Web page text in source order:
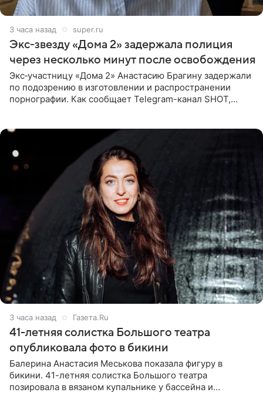
3 часа назад super.ru
Экс‑звезду «Дома 2» задержала полиция
через несколько минут после освобождения
Экс‑участницу «Дома 2» Анастасию Брагину задержали
по подозрению в изготовлении и распространении
порнографии. Как сообщает Telegram-канал SHOT,
3 часа назад Газета.Ru
41-летняя солистка Большого театра
опубликовала фото в бикини
Балерина Анастасия Меськова показала фигуру в
бикини. 41-летняя солистка Большого театра
позировала в вязаном купальнике у бассейна и